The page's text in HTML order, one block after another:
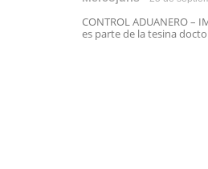
CONTROL ADUANERO –
es parte de la tesina